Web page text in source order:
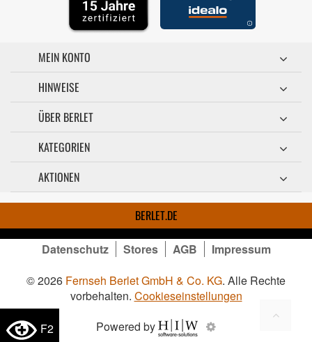
F2
MEIN KONTO
HINWEISE
ÜBER BERLET
KATEGORIEN
AKTIONEN
BERLET.DE
Datenschutz Stores AGB
Impressum
© 2026 Fernseh Berlet GmbH & Co. KG. Alle Rechte
vorbehalten. Cookieseinstellungen
Powered by